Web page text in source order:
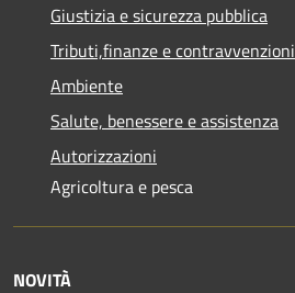
Giustizia e sicurezza pubblica
Tributi,finanze e contravvenzioni
Ambiente
Salute, benessere e assistenza
Autorizzazioni
Agricoltura e pesca
NOVITÀ